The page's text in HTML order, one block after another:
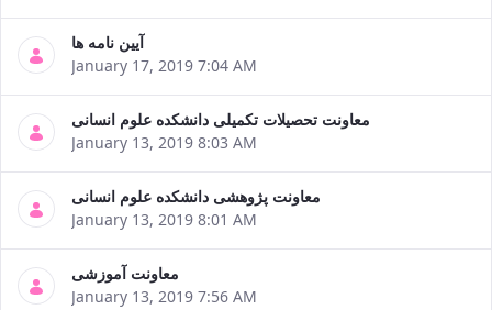
آیین نامه ها
January 17, 2019 7:04 AM
معاونت تحصیلات تکمیلی دانشکده علوم انسانی
January 13, 2019 8:03 AM
معاونت پژوهشی دانشکده علوم انسانی
January 13, 2019 8:01 AM
معاونت آموزشی
January 13, 2019 7:56 AM